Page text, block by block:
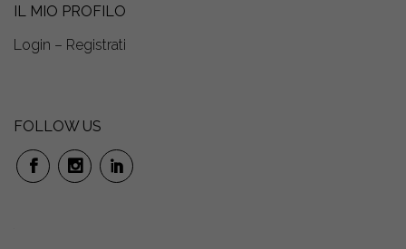
IL MIO PROFILO
Login – Registrati
FOLLOW US